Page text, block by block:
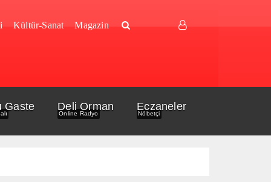
Kültür-Sanat Magazin
Gaste Deli Orman
Online Radyo
Eczaneler
Nöbetçi